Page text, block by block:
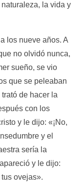
la vida y
los nueve años. A
no olvidó nunca,
sueño, se vio
que se peleaban
de hacer la
con los
y le dijo: «¡No,
y el
sería la
y le dijo:
ovejas».